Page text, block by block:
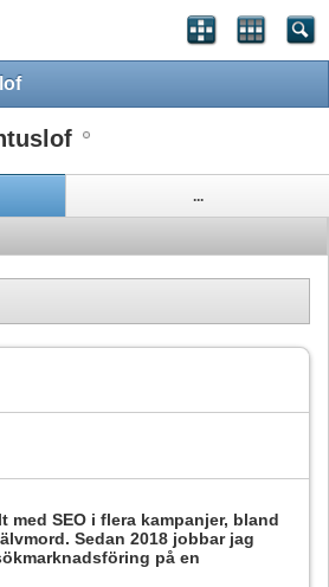
...
med SEO i flera kampanjer, bland
Sedan 2018 jobbar jag
på en